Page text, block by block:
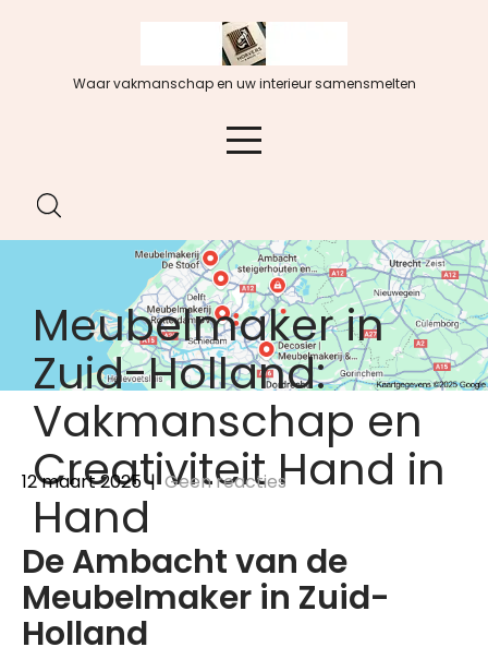
Waar vakmanschap en uw interieur samensmelten
Meubelmaker in
Zuid-Holland:
Vakmanschap en
Creativiteit Hand in
Hand
12 maart 2025|Geen reacties
De Ambacht van de
Meubelmaker in Zuid-
Holland